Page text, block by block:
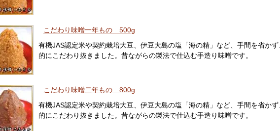
こだわり味噌一年もの 500g
有機JAS認定米や契約栽培大豆、伊豆大島の塩「海の精」など、手間を省か
的にこだわり抜きました。昔ながらの製法で仕込む手造り味噌です。
こだわり味噌二年もの 800g
有機JAS認定米や契約栽培大豆、伊豆大島の塩「海の精」など、手間を省か
的にこだわり抜きました。昔ながらの製法で仕込む手造り味噌です。